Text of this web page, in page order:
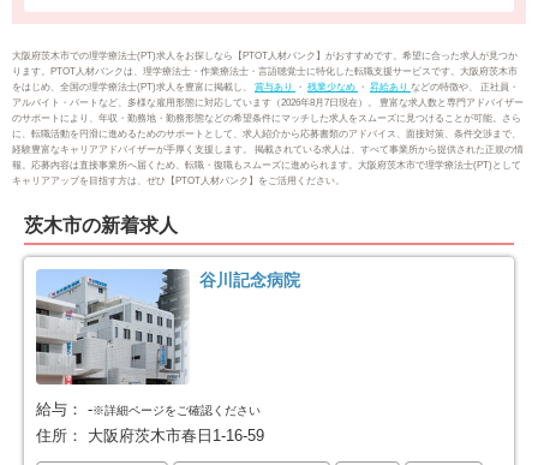
大阪市浪速区 35 大阪市西淀川区 37
大阪市東淀川区 67 大阪市東成区 52
大阪市生野区 66
大阪市城東区 55 大阪市阿倍野区
大阪市住吉区 61
大阪府茨木市での理学療法士(PT)求人をお探しなら【PTOT人材バンク】がおすすめです。希望に合った求人が見つか
ります。PTOT人材バンクは、理学療法士・作業療法士・言語聴覚士に特化した転職支援サービスです。大阪府茨木市
をはじめ、全国の理学療法士(PT)求人を豊富に掲載し、 賞与あり ・ 残業少なめ ・ 昇給あり などの特徴や、 正社員・
アルバイト・パートなど、多様な雇用形態に対応しています（2026年8月7日現在）。 豊富な求人数と専門アドバイザー
のサポートにより、年収・勤務地・勤務形態などの希望条件にマッチした求人をスムーズに見つけることが可能。さら
に、転職活動を円滑に進めるためのサポートとして、求人紹介から応募書類のアドバイス、面接対策、条件交渉まで、
経験豊富なキャリアアドバイザーが手厚く支援します。 掲載されている求人は、すべて事業所から提供された正規の情
報。応募内容は直接事業所へ届くため、転職・復職もスムーズに進められます。大阪府茨木市で理学療法士(PT)として
キャリアアップを目指す方は、ぜひ【PTOT人材バンク】をご活用ください。
茨木市の新着求人
谷川記念病院
給与： -※詳細ページをご確認ください
住所： 大阪府茨木市春日1-16-59